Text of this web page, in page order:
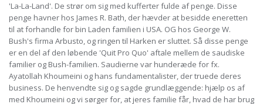
'La-La-Land'. De strør om sig med kufferter fulde af penge. Disse
penge havner hos James R. Bath, der hævder at besidde eneretten
til at forhandle for bin Laden familien i USA. OG hos George W.
Bush's firma Arbusto, og ringen til Harken er sluttet. Så disse penge
er en del af den løbende 'Quit Pro Quo' aftale mellem de saudiske
familier og Bush-familien. Saudierne var hunderæde for fx.
Ayatollah Khoumeini og hans fundamentalister, der truede deres
business. De henvendte sig og sagde grundlæggende: hjælp os af
med Khoumeini og vi sørger for, at jeres familie får, hvad de har brug